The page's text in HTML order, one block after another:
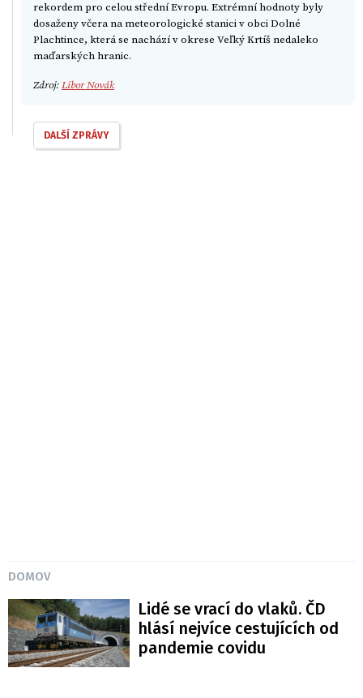
rekordem pro celou střední Evropu. Extrémní hodnoty byly
dosaženy včera na meteorologické stanici v obci Dolné
Plachtince, která se nachází v okrese Veľký Krtíš nedaleko
maďarských hranic.
Zdroj:Libor Novák
DALŠÍ ZPRÁVY
DOMOV
Lidé se vrací do vlaků. ČD
hlásí nejvíce cestujících od
pandemie covidu